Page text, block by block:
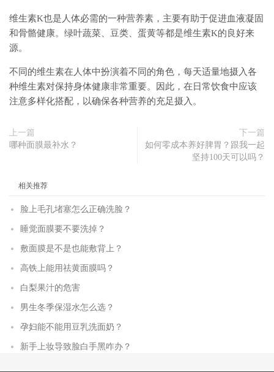
维生素K也是人体必需的一种营养素，主要有助于促进血液凝固
和骨骼健康。绿叶蔬菜、豆类、蛋黄等都是维生素K的良好来
源。
不同的维生素在人体中扮演着不同的角色，每天适量地摄入各
种维生素对保持身体健康非常重要。因此，在日常饮食中应该
注意多样化搭配，以确保各种营养的充足摄入。
上一篇
哪种面膜最补水？
下一篇
如何零成本养好脾胃？跟我一起
坚持100天可以吗？
相关推荐
脸上毛孔堵塞怎么正确洗脸？
睡觉面膜要不要洗掉？
敷面膜是不是也能敷背上？
高铁上能用祛黄面膜吗？
白梨果汁的危害
男生冬季保湿水怎么选？
孕妇能不能用豆乳洗面奶？
新手上妆导致脸白手黑咋办？